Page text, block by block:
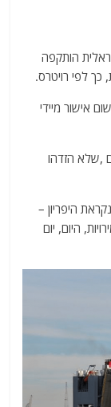
הותקפה
כך לפי רויטרס.
אישור מיידי
,שלא הזדהו
היפריון –
היום, יום